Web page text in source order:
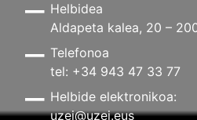
Helbidea
Aldapeta kalea, 20 –
Telefonoa
tel: +34 943 47 33 77
Helbide elektronikoa:
uzei@uzei.eus